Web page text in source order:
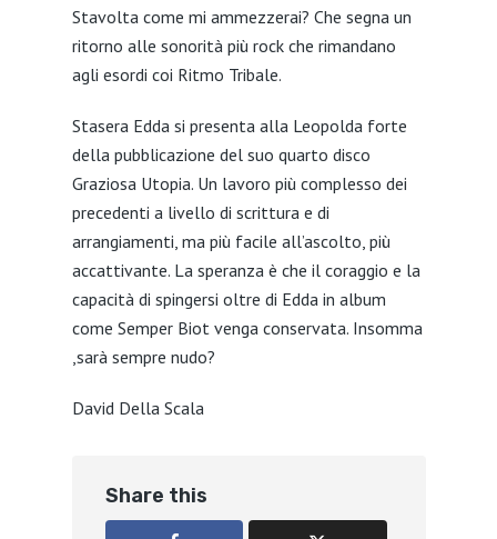
Stavolta come mi ammezzerai? Che segna un
ritorno alle sonorità più rock che rimandano
agli esordi coi Ritmo Tribale.
Stasera Edda si presenta alla Leopolda forte
della pubblicazione del suo quarto disco
Graziosa Utopia. Un lavoro più complesso dei
precedenti a livello di scrittura e di
arrangiamenti, ma più facile all’ascolto, più
accattivante. La speranza è che il coraggio e la
capacità di spingersi oltre di Edda in album
come Semper Biot venga conservata. Insomma
,sarà sempre nudo?
David Della Scala
Share this